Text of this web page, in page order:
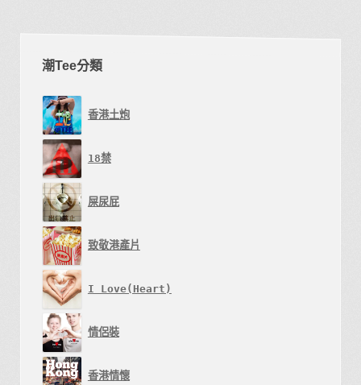
潮Tee分類
香港土炮
18禁
屎尿屁
致敬港產片
I Love(Heart)
情侶裝
香港情懷